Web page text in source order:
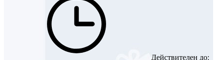
Действителен до: